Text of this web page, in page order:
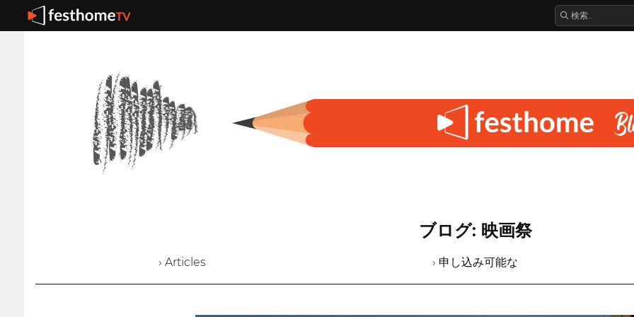
ブログ: 映画祭
› Articles › 申し込み可能な